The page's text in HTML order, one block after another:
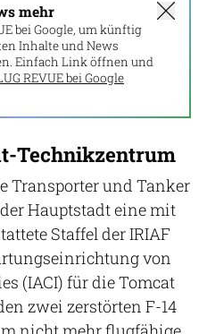
mehr
bei Google, um künftig
Inhalte und News
Einfach Link öffnen und
REVUE bei Google
Technikzentrum
Transporter und Tanker
Hauptstadt eine mit
Staffel der IRIAF
von
(IACI) für die Tomcat
zwei zerstörten F-14